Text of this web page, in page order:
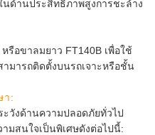
ด้านประสิทธิภาพสูงการชะล้าง
รือขาลมยาว FT140B เพื่อใช้
มารถติดตั้งบนรถเจาะหรือชั้น
า:
วังด้านความปลอดภัยทั่วไป
มสนใจเป็นพิเศษดังต่อไปนี้: